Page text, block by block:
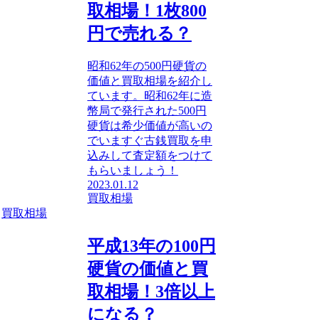
取相場！1枚800
円で売れる？
昭和62年の500円硬貨の
価値と買取相場を紹介し
ています。昭和62年に造
幣局で発行された500円
硬貨は希少価値が高いの
でいますぐ古銭買取を申
込みして査定額をつけて
もらいましょう！
2023.01.12
買取相場
買取相場
平成13年の100円
硬貨の価値と買
取相場！3倍以上
になる？